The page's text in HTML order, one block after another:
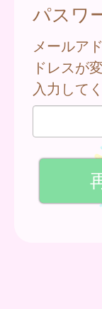
パスワ
メールア
ドレスが
入力して